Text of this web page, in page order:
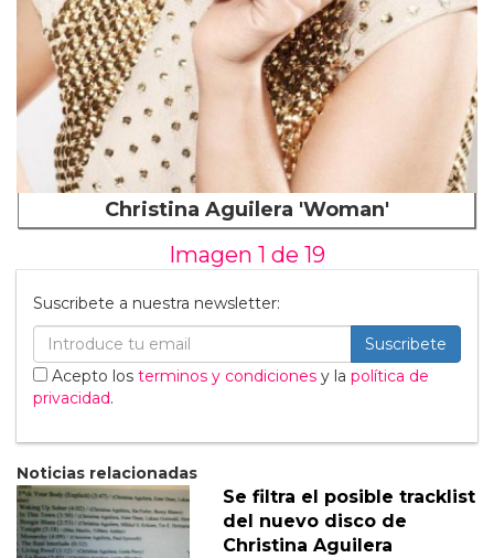
Christina Aguilera 'Woman'
Imagen 1 de 19
Suscribete a nuestra newsletter:
Suscribete
Acepto los terminos y condiciones y la política de
privacidad.
Noticias relacionadas
Se filtra el posible tracklist
del nuevo disco de
Christina Aguilera